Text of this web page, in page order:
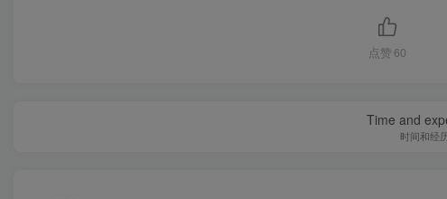
点赞 60
Time and
时间和经